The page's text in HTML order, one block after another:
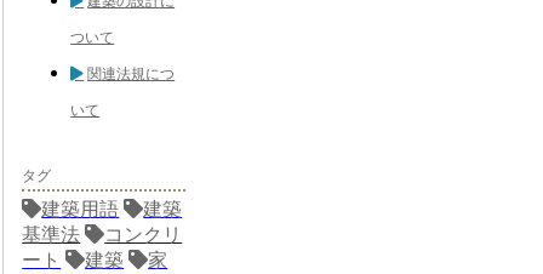
ついて
関連法規につ
いて
タグ
建築用語
建築
基準法
コンクリ
ート
建築
家